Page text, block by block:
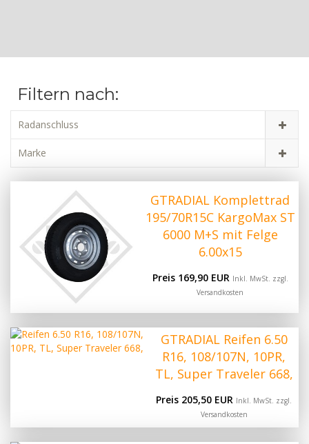
Filtern nach:
Radanschluss
Marke
GTRADIAL Komplettrad
195/70R15C KargoMax ST
6000 M+S mit Felge
6.00x15
Preis 169,90 EUR Inkl. MwSt. zzgl.
Versandkosten
GTRADIAL Reifen 6.50
R16, 108/107N, 10PR,
TL, Super Traveler 668,
Preis 205,50 EUR Inkl. MwSt. zzgl.
Versandkosten